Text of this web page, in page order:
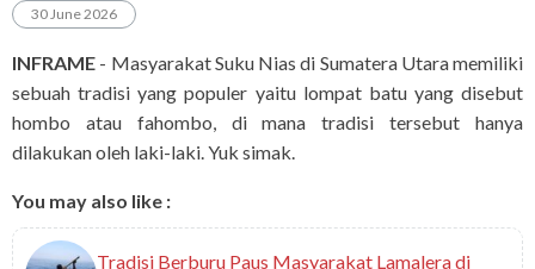
30 June 2026
INFRAME - Masyarakat Suku Nias di Sumatera Utara memiliki
sebuah tradisi yang populer yaitu lompat batu yang disebut
hombo atau fahombo, di mana tradisi tersebut hanya
dilakukan oleh laki-laki. Yuk simak.
You may also like :
Tradisi Berburu Paus Masyarakat Lamalera di